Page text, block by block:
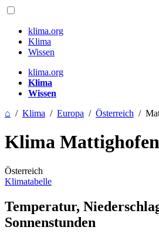
klima.org
Klima
Wissen
klima.org
Klima
Wissen
⌂ / Klima / Europa / Österreich /
Klima Mattighofen
Österreich
Klimatabelle
Temperatur,
Sonnenstunden